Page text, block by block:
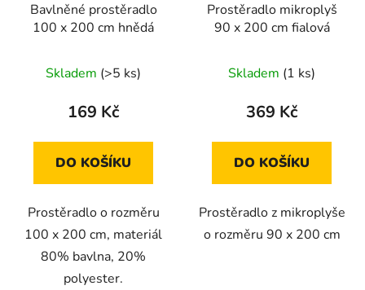
Bavlněné prostěradlo
100 x 200 cm hnědá
Skladem (>5 ks)
169 Kč
DO KOŠÍKU
Prostěradlo o rozměru
100 x 200 cm, materiál
80% bavlna, 20%
polyester.
Prostěradlo mikroplyš
90 x 200 cm fialová
Skladem (1 ks)
369 Kč
DO KOŠÍKU
Prostěradlo z mikroplyše
o rozměru 90 x 200 cm